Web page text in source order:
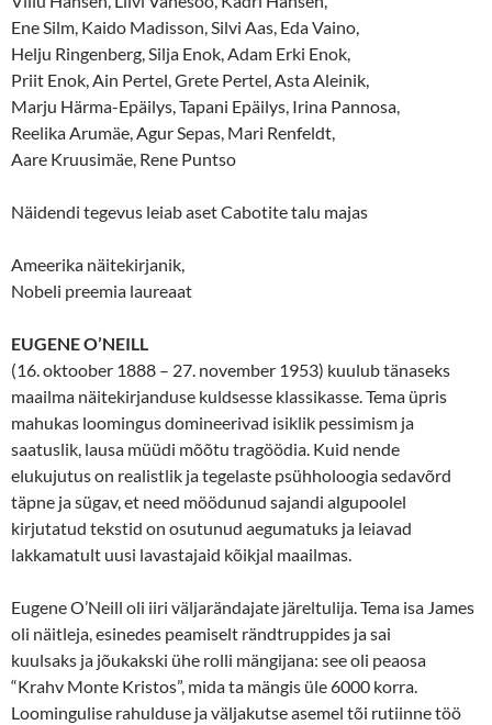
Ene Silm, Kaido Madisson, Silvi Aas, Eda Vaino,
Helju Ringenberg, Silja Enok, Adam Erki Enok,
Priit Enok, Ain Pertel, Grete Pertel, Asta Aleinik,
Marju Härma-Epäilys, Tapani Epäilys, Irina Pannosa,
Reelika Arumäe, Agur Sepas, Mari Renfeldt,
Aare Kruusimäe, Rene Puntso
Näidendi tegevus leiab aset Cabotite talu majas
Ameerika näitekirjanik,
Nobeli preemia laureaat
EUGENE O’NEILL
(16. oktoober 1888 – 27. november 1953) kuulub tänaseks
maailma näitekirjanduse kuldsesse klassikasse. Tema üpris
mahukas loomingus domineerivad isiklik pessimism ja
saatuslik, lausa müüdi mõõtu tragöödia. Kuid nende
elukujutus on realistlik ja tegelaste psühholoogia sedavõrd
täpne ja sügav, et need möödunud sajandi algupoolel
kirjutatud tekstid on osutunud aegumatuks ja leiavad
lakkamatult uusi lavastajaid kõikjal maailmas.
Eugene O’Neill oli iiri väljarändajate järeltulija. Tema isa James
oli näitleja, esinedes peamiselt rändtruppides ja sai
kuulsaks ja jõukakski ühe rolli mängijana: see oli peaosa
“Krahv Monte Kristos”, mida ta mängis üle 6000 korra.
Loomingulise rahulduse ja väljakutse asemel tõi rutiinne töö